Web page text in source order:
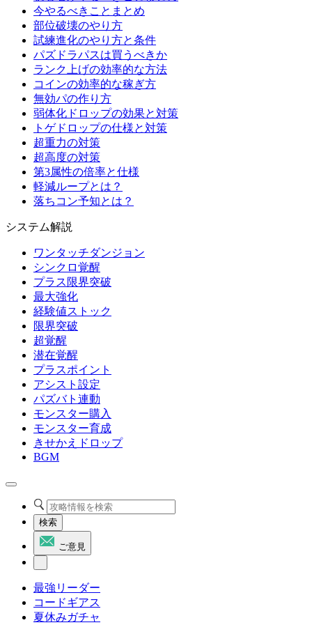
今やるべきことまとめ
部位破壊のやり方
試練進化のやり方と条件
パズドラパスは買うべきか
ランク上げの効率的な方法
コインの効率的な稼ぎ方
無効パの作り方
弱体化ドロップの効果と対策
トゲドロップの仕様と対策
超重力の対策
超高度の対策
第3属性の倍率と仕様
軽減ループとは？
落ちコン予知とは？
システム解説
ワンタッチダンジョン
シンクロ覚醒
プラス限界突破
最大強化
経験値ストック
限界突破
超覚醒
潜在覚醒
プラスポイント
アシスト設定
パズバト連動
モンスター購入
モンスター育成
きせかえドロップ
BGM
検索
ご意見
最強リーダー
コードギアス
夏休みガチャ